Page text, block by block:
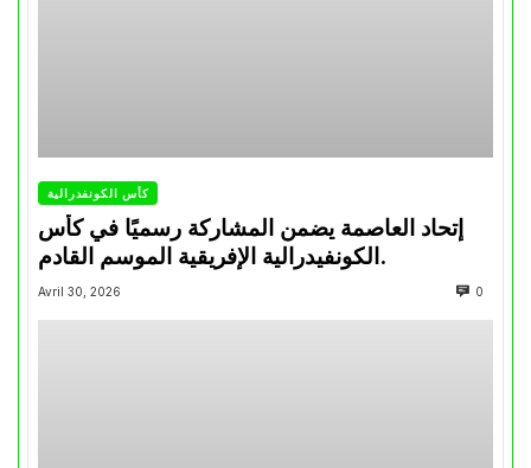
كأس الكونفدرالية
إتحاد العاصمة يضمن المشاركة رسميًا في كأس
الكونفيدرالية الإفريقية الموسم القادم.
Avril 30, 2026 0